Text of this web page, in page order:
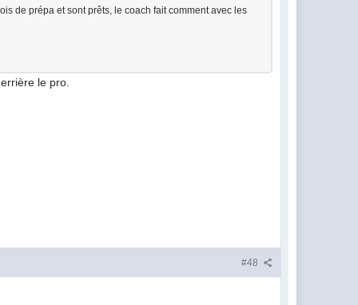
de prépa et sont prêts, le coach fait comment avec les
le pro.
#48